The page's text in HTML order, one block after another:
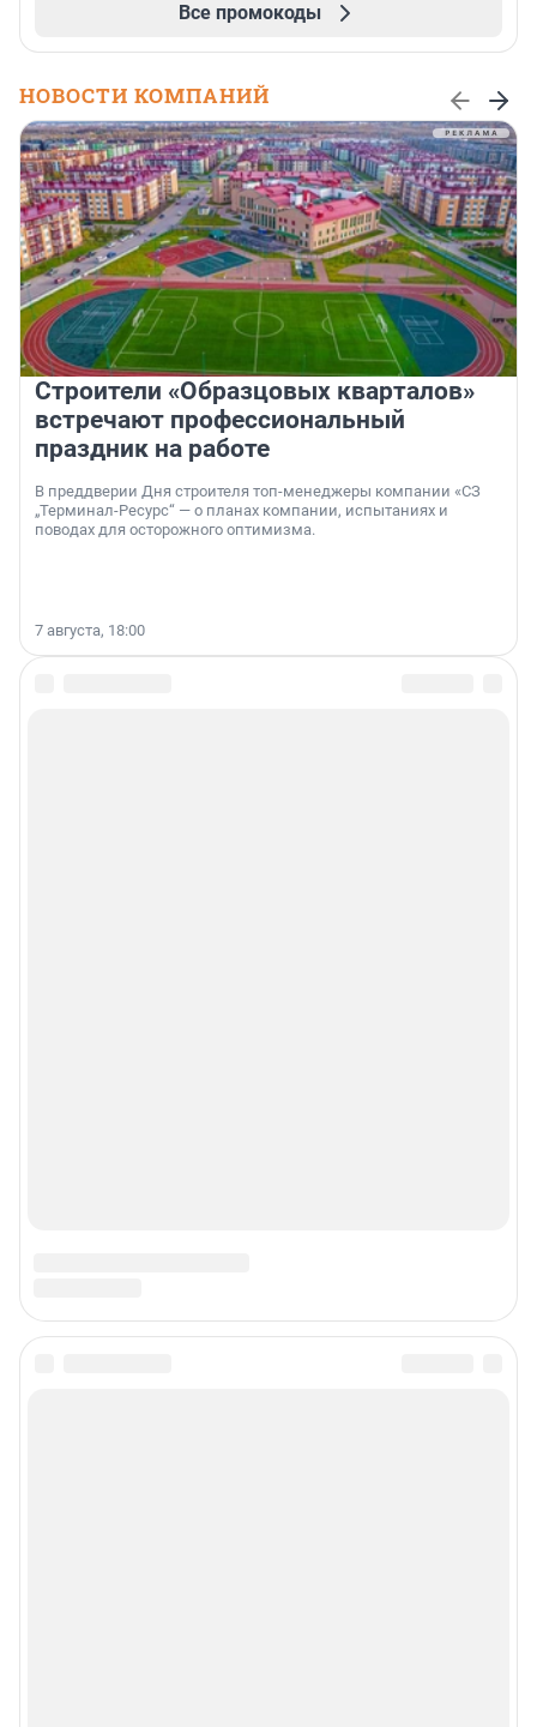
Все промокоды
НОВОСТИ КОМПАНИЙ
Строители «Образцовых кварталов»
встречают профессиональный
праздник на работе
В преддверии Дня строителя топ-менеджеры компании «СЗ
„Терминал-Ресурс“ — о планах компании, испытаниях и
поводах для осторожного оптимизма.
7 августа, 18:00